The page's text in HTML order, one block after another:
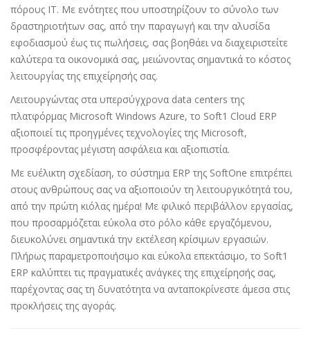
πόρους IT. Με ενότητες που υποστηρίζουν το σύνολο των
δραστηριοτήτων σας, από την παραγωγή και την αλυσίδα
εφοδιασμού έως τις πωλήσεις, σας βοηθάει να διαχειριστείτε
καλύτερα τα οικονομικά σας, μειώνοντας σημαντικά το κόστος
λειτουργίας της επιχείρησής σας.
Λειτουργώντας στα υπερσύγχρονα data centers της
πλατφόρμας Microsoft Windows Azure, το Soft1 Cloud ERP
αξιοποιεί τις προηγμένες τεχνολογίες της Microsoft,
προσφέροντας μέγιστη ασφάλεια και αξιοπιστία.
Με ευέλικτη σχεδίαση, το σύστημα ERP της SoftOne επιτρέπει
στους ανθρώπους σας να αξιοποιούν τη λειτουργικότητά του,
από την πρώτη κιόλας ημέρα! Με φιλικό περιβάλλον εργασίας,
που προσαρμόζεται εύκολα στο ρόλο κάθε εργαζόμενου,
διευκολύνει σημαντικά την εκτέλεση κρίσιμων εργασιών.
Πλήρως παραμετροποιήσιμο και εύκολα επεκτάσιμο, το Soft1
ERP καλύπτει τις πραγματικές ανάγκες της επιχείρησής σας,
παρέχοντας σας τη δυνατότητα να ανταποκρίνεστε άμεσα στις
προκλήσεις της αγοράς.